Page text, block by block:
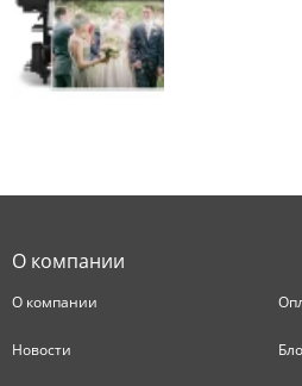
О компании
О компании
Новости